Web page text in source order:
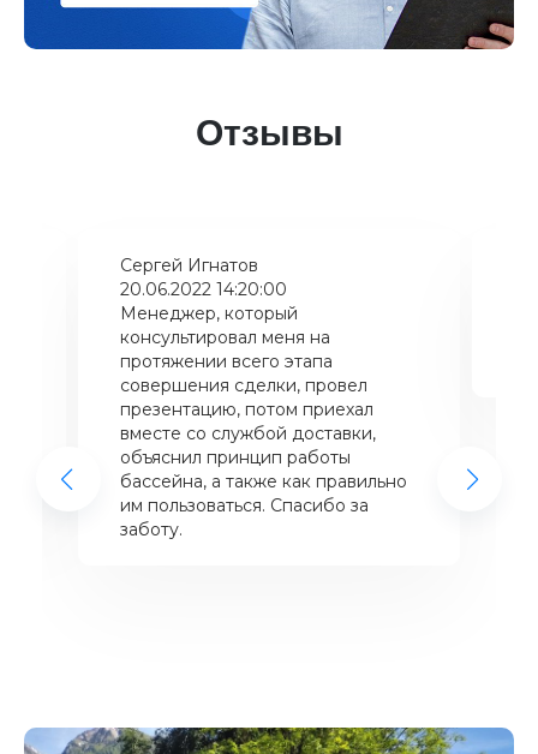
Отзывы
Сергей Игнатов
20.06.2022 14:20:00
Менеджер, который
консультировал меня на
протяжении всего этапа
совершения сделки, провел
презентацию, потом приехал
вместе со службой доставки,
объяснил принцип работы
бассейна, а также как правильно
им пользоваться. Спасибо за
заботу.